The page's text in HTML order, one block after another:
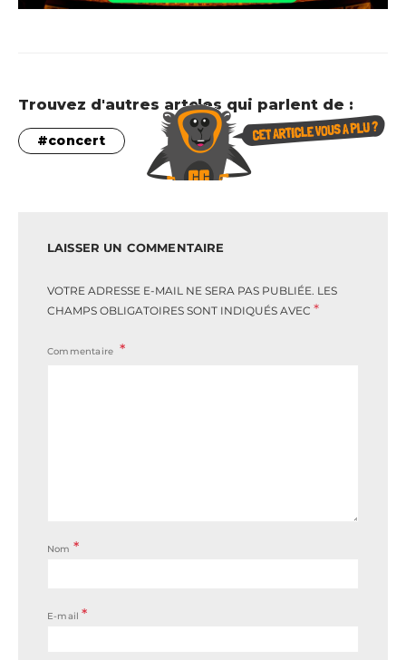
Trouvez d'autres artcles qui parlent de :
concert
LAISSER UN COMMENTAIRE
VOTRE ADRESSE E-MAIL NE SERA PAS PUBLIÉE. LES
CHAMPS OBLIGATOIRES SONT INDIQUÉS AVEC *
Commentaire
Nom *
E-mail*